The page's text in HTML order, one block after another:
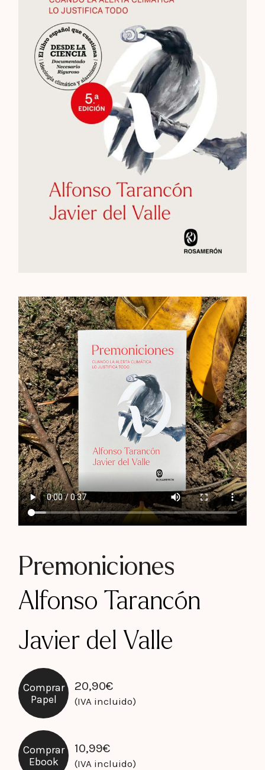
Premoniciones
Alfonso Tarancón
Javier del Valle
Comprar
Papel
20,90€
(IVA incluido)
Comprar
Ebook
10,99€
(IVA incluido)